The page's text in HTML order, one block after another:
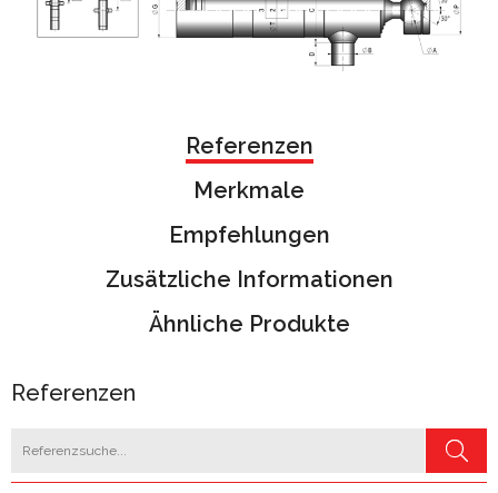
Referenzen
Merkmale
Empfehlungen
Zusätzliche Informationen
Ähnliche Produkte
Referenzen